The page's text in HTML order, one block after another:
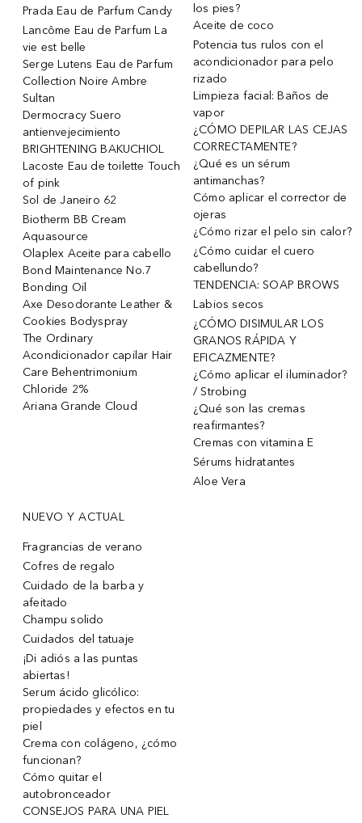
Prada Eau de Parfum Candy
Lancôme Eau de Parfum La
vie est belle
Serge Lutens Eau de Parfum
Collection Noire Ambre
Sultan
Dermocracy Suero
antienvejecimiento
BRIGHTENING BAKUCHIOL
Lacoste Eau de toilette Touch
of pink
Sol de Janeiro 62
Biotherm BB Cream
Aquasource
Olaplex Aceite para cabello
Bond Maintenance No.7
Bonding Oil
Axe Desodorante Leather &
Cookies Bodyspray
The Ordinary
Acondicionador capilar Hair
Care Behentrimonium
Chloride 2%
Ariana Grande Cloud
los pies?
Aceite de coco
Potencia tus rulos con el
acondicionador para pelo
rizado
Limpieza facial: Baños de
vapor
¿CÓMO DEPILAR LAS CEJAS
CORRECTAMENTE?
¿Qué es un sérum
antimanchas?
Cómo aplicar el corrector de
ojeras
¿Cómo rizar el pelo sin calor?
¿Cómo cuidar el cuero
cabellundo?
TENDENCIA: SOAP BROWS
Labios secos
¿CÓMO DISIMULAR LOS
GRANOS RÁPIDA Y
EFICAZMENTE?
¿Cómo aplicar el iluminador?
/ Strobing
¿Qué son las cremas
reafirmantes?
Cremas con vitamina E
Sérums hidratantes
Aloe Vera
NUEVO Y ACTUAL
Fragrancias de verano
Cofres de regalo
Cuidado de la barba y
afeitado
Champu solido
Cuidados del tatuaje
¡Di adiós a las puntas
abiertas!
Serum ácido glicólico:
propiedades y efectos en tu
piel
Crema con colágeno, ¿cómo
funcionan?
Cómo quitar el
autobronceador
CONSEJOS PARA UNA PIEL